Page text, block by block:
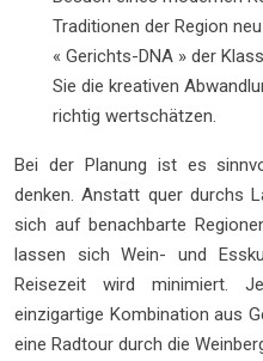
Traditionen der Region
« Gerichts-DNA » der
Sie die kreativen
richtig wertschätzen.
Bei der Planung ist es
denken. Anstatt quer durchs
sich auf benachbarte
lassen sich Wein- und
Reisezeit wird minimiert.
einzigartige Kombination aus
eine Radtour durch die